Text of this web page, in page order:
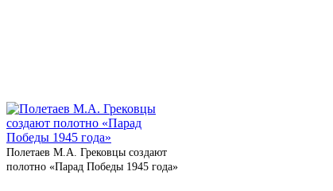
Полетаев М.А. Грековцы созда­ют
полот­но «Парад Победы 1945 года»